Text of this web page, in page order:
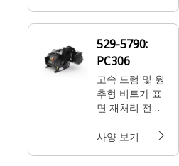
gravel, sand
any other
material used
as a base.
529-5790:
PC306
고속 드럼 및 원
추형 비트가 표
면 재처리 전에
아스팔트와 콘
크리트를 신속
사양 보기